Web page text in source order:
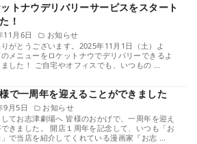
11月6日 お知らせ
トナウデリバリーサービスをスタート
！
がとうございます。2025年11月1日（土）よ
メニューをロケットナウでデリバリーできるよ
ました！ ご自宅やオフィスでも、いつもの …
9月5日 お知らせ
で一周年を迎えることができました
てお志津劇場へ 皆様のおかげで、一周年を迎え
きました。 開店１周年を記念して、いつも「お
で当店を紹介してくれている漫画家『お志 …